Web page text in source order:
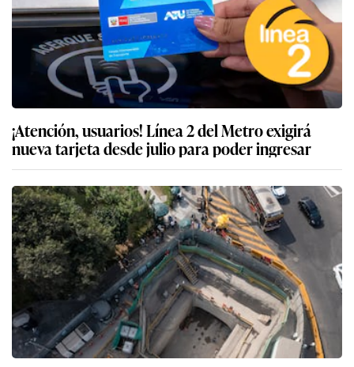
¡Atención, usuarios! Línea 2 del Metro exigirá
nueva tarjeta desde julio para poder ingresar